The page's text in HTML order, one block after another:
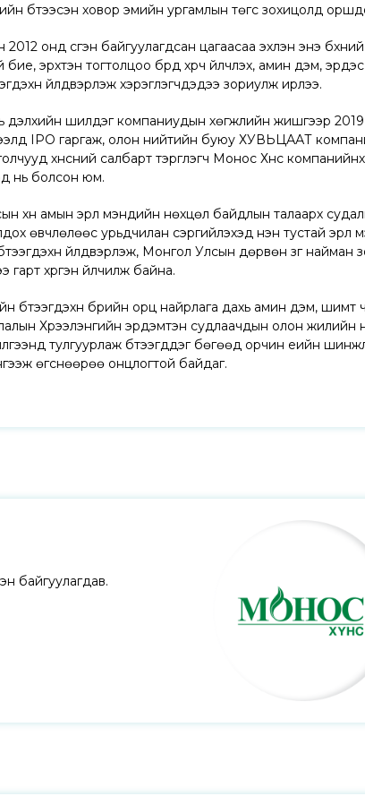
бүтээсэн ховор эмийн ургамлын төгс зохицолд
онд үүсгэн байгуулагдсан цагаасаа эхлэн энэ
бие, эрхтэн тогтолцоо бүрд хүрч үйлчлэх, амин дэм,
үйлдвэрлэж хэрэглэгчдэдээ зориулж ирлээ.
дэлхийн шилдэг компаниудын хөгжлийн жишгээр
IPO гаргаж, олон нийтийн буюу ХУВЬЦААТ компани
хүнсний салбарт тэргүүлэгч Монос Хүнс
нь болсон юм.
хүн амын эрүүл мэндийн нөхцөл байдлын талаарх
өвчлөлөөс урьдчилан сэргийлэхэд нэн тустай
үйлдвэрлэж, Монгол Улсын дөрвөн зүг найман
гарт хүргэн үйлчилж байна.
бүтээгдэхүүн бүрийн орц найрлага дахь амин дэм,
Хүрээлэнгийн эрдэмтэн судлаачдын олон
тулгуурлаж бүтээгддэг бөгөөд орчин үеийн
өгснөөрөө онцлогтой байдаг.
байгуулагдав.